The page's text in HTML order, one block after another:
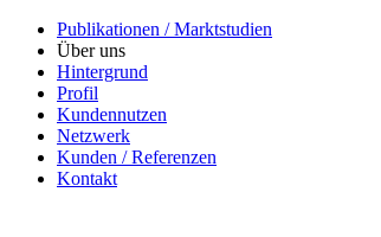
Publikationen / Marktstudien
Über uns
Hintergrund
Profil
Kundennutzen
Netzwerk
Kunden / Referenzen
Kontakt